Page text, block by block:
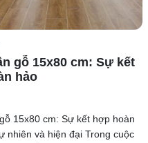
ron bằng các dụng cụ
gỗ 15x80 cm: Sự kết
hảo
15x80 cm: Sự kết hợp hoàn
nhiên và hiện đại Trong cuộc